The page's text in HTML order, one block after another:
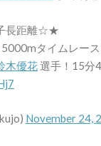
長距離☆★
5000mタイムレー
木優花選手！15分
November 24,